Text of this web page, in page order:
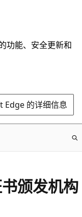
功能、安全更新和
的详细信息
颁发机构